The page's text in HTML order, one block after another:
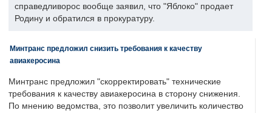
справедливорос вообще заявил, что "Яблоко" продает
Родину и обратился в прокуратуру.
Минтранс предложил снизить требования к качеству
авиакеросина
Минтранс предложил "скорректировать" технические
требования к качеству авиакеросина в сторону снижения.
По мнению ведомства, это позволит увеличить количество